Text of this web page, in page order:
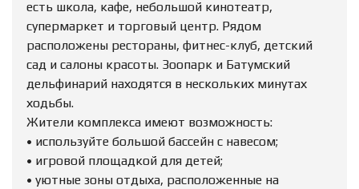
есть школа, кафе, небольшой кинотеатр,
супермаркет и торговый центр. Рядом
расположены рестораны, фитнес-клуб, детский
сад и салоны красоты. Зоопарк и Батумский
дельфинарий находятся в нескольких минутах
ходьбы.
Жители комплекса имеют возможность:
• используйте большой бассейн с навесом;
• игровой площадкой для детей;
• уютные зоны отдыха, расположенные на